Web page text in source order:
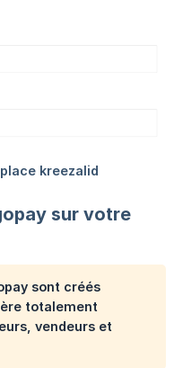
sur votre
sont créés
totalement
vendeurs et